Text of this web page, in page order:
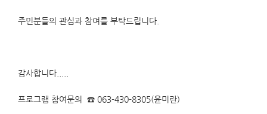
주민분들의 관심과 참여를 부탁드립니다.
감사합니다.....
프로그램 참여문의 ☎ 063-430-8305(윤미란)